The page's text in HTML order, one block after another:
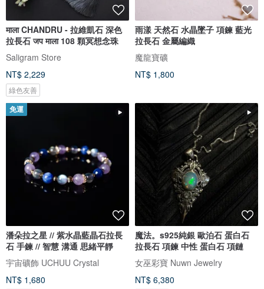
माला CHANDRU - 拉維凱石 深色
拉長石 जप माला 108 顆冥想念珠
Saligram Store
NT$ 2,229
綠色友善
雨漾 天然石 水晶墜子 項鍊 藍光
拉長石 金屬編織
魔龍寶礦
NT$ 1,800
免運
潘朵拉之星 // 紫水晶藍晶石拉長
石 手鍊 // 智慧 溝通 思緒平靜
宇宙礦飾 UCHUU Crystal
NT$ 1,680
魔法。s925純銀 歐泊石 蛋白石
拉長石 項鍊 中性 蛋白石 項鏈
女巫彩寶 Nuwn Jewelry
NT$ 6,380